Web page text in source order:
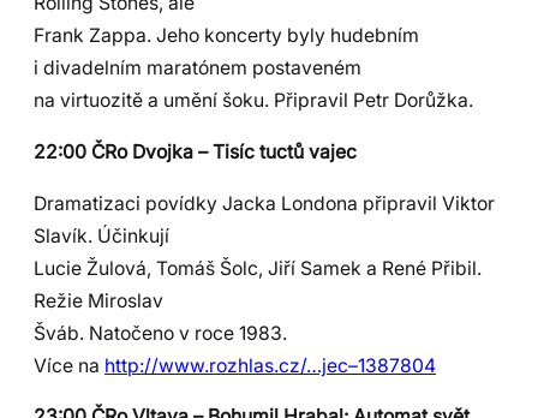
Frank Zappa. Jeho koncerty byly hudebním
i divadelním maratónem postaveném
na virtuozitě a umění šoku. Připravil Petr Dorůžka.
22:00 ČRo Dvojka – Tisíc tuctů vajec
Dramatizaci povídky Jacka Londona připravil Viktor
Slavík. Účinkují
Lucie Žulová, Tomáš Šolc, Jiří Samek a René Přibil.
Režie Miroslav
Šváb. Natočeno v roce 1983.
Více na http://www.rozhlas.cz/…jec–1387804